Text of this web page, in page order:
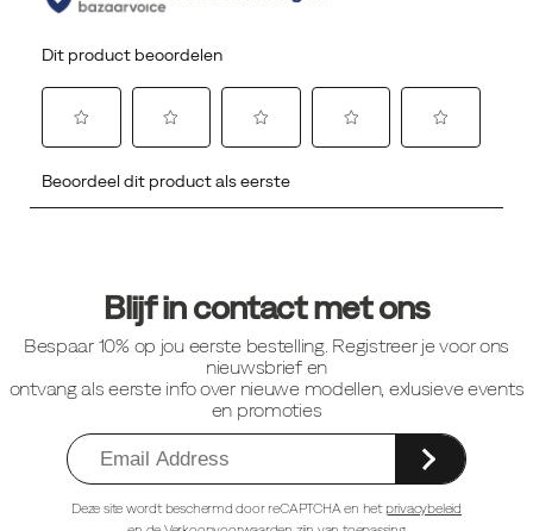
Blijf in contact met ons
Bespaar 10% op jou eerste bestelling. Registreer je voor ons
nieuwsbrief en
ontvang als eerste info over nieuwe modellen, exlusieve events
en promoties
Deze site wordt beschermd door reCAPTCHA en het privacybeleid